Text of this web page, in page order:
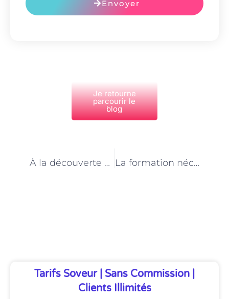
Envoyer
Je retourne
parcourir le
blog
À la découverte des prestations haut de gamme des pensions pour chiens et chats à Paris La formation nécessaire pour travailler dans un pensionnat pour chiens et chats à Paris
Tarifs Soveur | Sans Commission |
Clients Illimités